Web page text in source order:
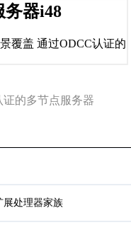
务器i48
覆盖 通过ODCC认证的
的多节点服务器
处理器家族